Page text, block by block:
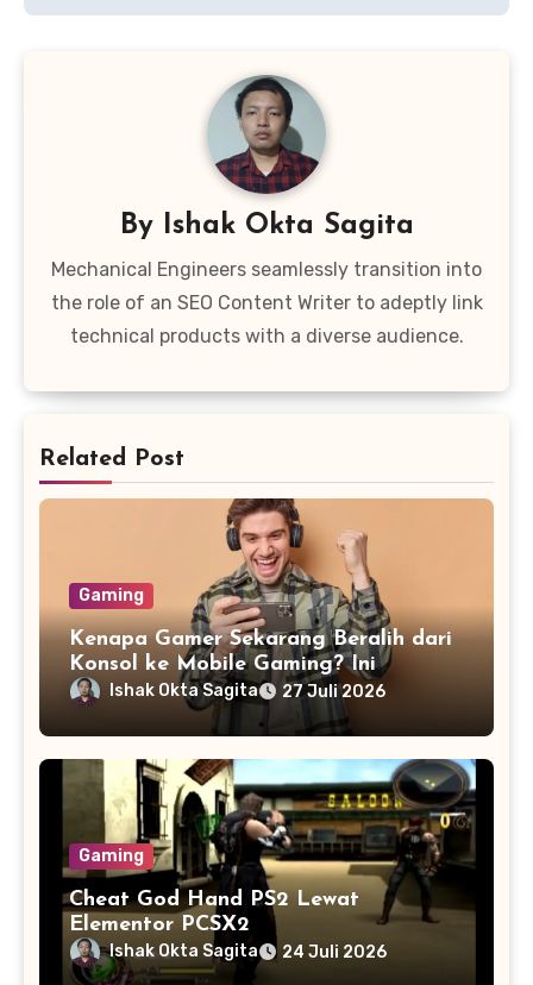
By Ishak Okta Sagita
Mechanical Engineers seamlessly transition into
the role of an SEO Content Writer to adeptly link
technical products with a diverse audience.
Related Post
Gaming
Kenapa Gamer Sekarang Beralih dari
Konsol ke Mobile Gaming? Ini
Alasannya
Ishak Okta Sagita 27 Juli 2026
Gaming
Cheat God Hand PS2 Lewat
Elementor PCSX2
Ishak Okta Sagita 24 Juli 2026